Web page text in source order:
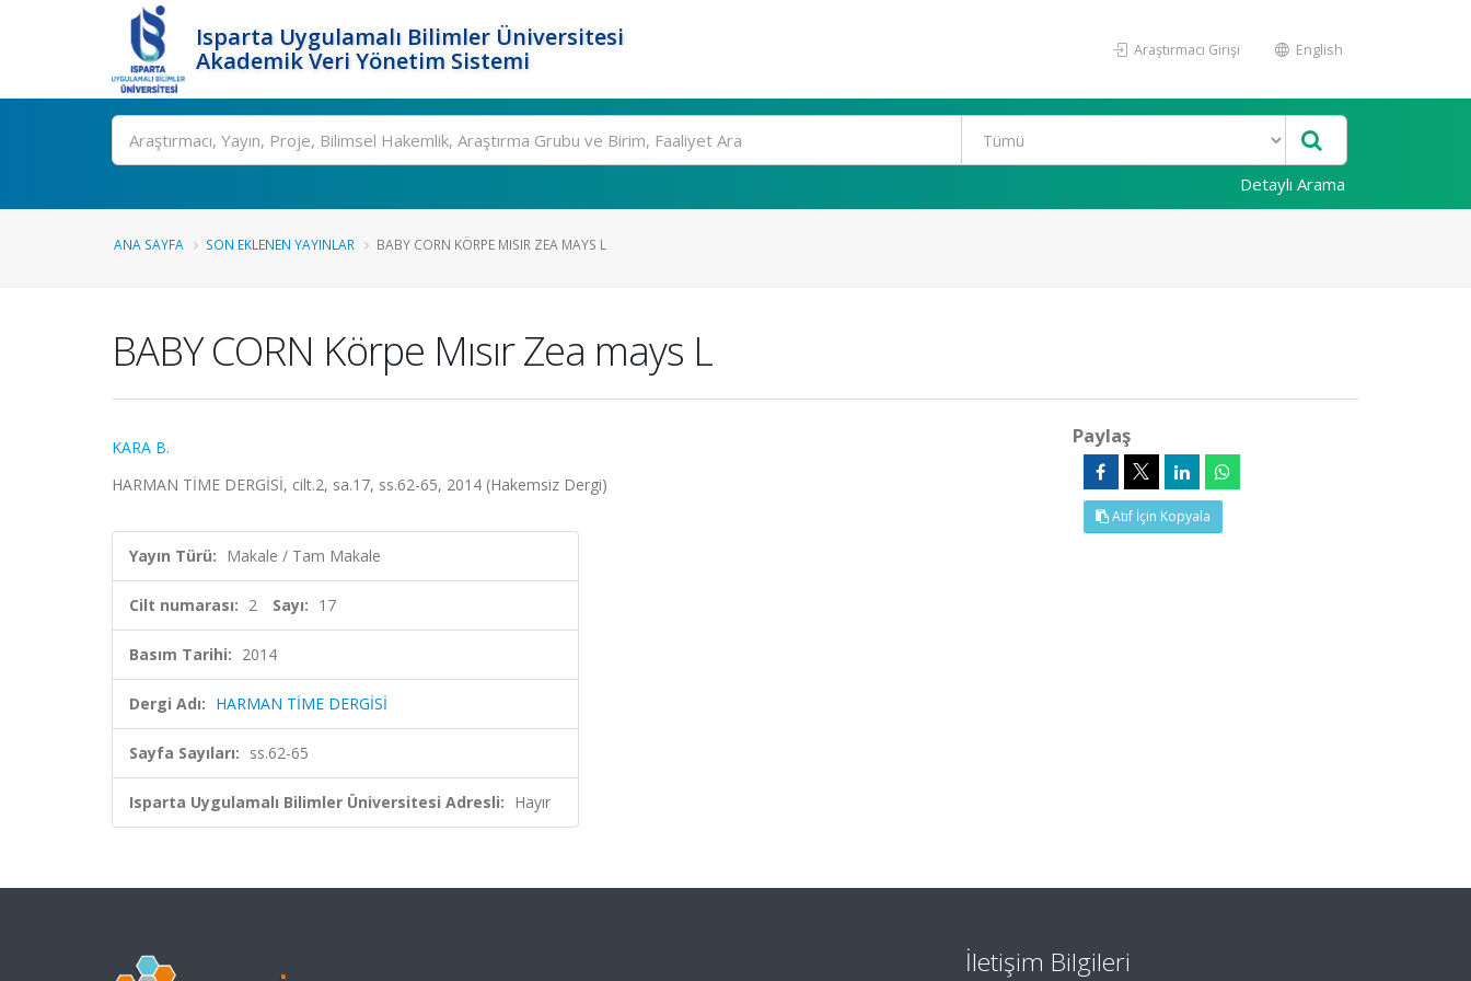
Isparta Uygulamalı Bilimler Üniversitesi
Akademik Veri Yönetim Sistemi
Araştırmacı Girişi English
Ara
Detaylı Arama
ANA SAYFA SON EKLENEN YAYINLAR BABY CORN KÖRPE MISIR ZEA MAYS L
BABY CORN Körpe Mısır Zea mays L
KARA B.
HARMAN TİME DERGİSİ, cilt.2, sa.17, ss.62-65, 2014 (Hakemsiz Dergi)
Yayın Türü: Makale / Tam Makale
Cilt numarası: 2 Sayı: 17
Basım Tarihi: 2014
Dergi Adı: HARMAN TİME DERGİSİ
Sayfa Sayıları: ss.62-65
Isparta Uygulamalı Bilimler Üniversitesi Adresli: Hayır
Paylaş
Atıf İçin Kopyala
İletişim Bilgileri